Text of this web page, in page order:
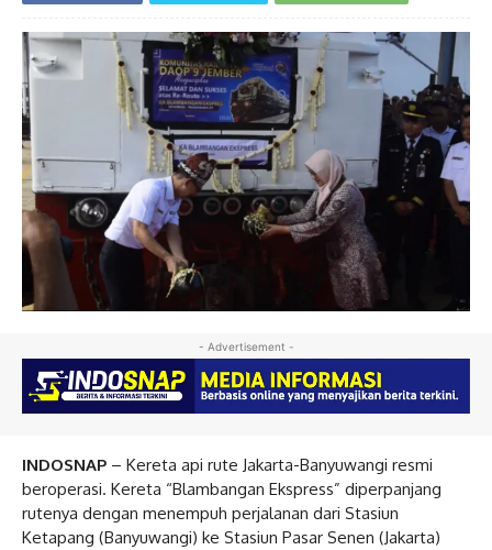
- Advertisement -
INDOSNAP – Kereta api rute Jakarta-Banyuwangi resmi
beroperasi. Kereta “Blambangan Ekspress” diperpanjang
rutenya dengan menempuh perjalanan dari Stasiun
Ketapang (Banyuwangi) ke Stasiun Pasar Senen (Jakarta)